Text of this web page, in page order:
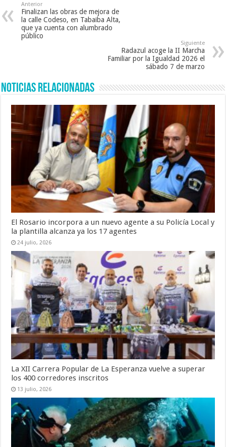
Anterior
Finalizan las obras de mejora de
la calle Codeso, en Tabaiba Alta,
que ya cuenta con alumbrado
público
Siguiente
Radazul acoge la II Marcha
Familiar por la Igualdad 2026 el
sábado 7 de marzo
Noticias Relacionadas
El Rosario incorpora a un nuevo agente a su Policía Local y
la plantilla alcanza ya los 17 agentes
24 julio, 2026
La XII Carrera Popular de La Esperanza vuelve a superar
los 400 corredores inscritos
13 julio, 2026